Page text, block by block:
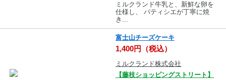
ミルクランド牛乳と、新鮮な卵を
仕様し、 パティシエが丁寧に焼
き...
富士山チーズケーキ
1,400円（税込）
ミルクランド株式会社
【藤枝ショッピングストリート】